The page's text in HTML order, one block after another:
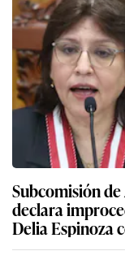
Subcomisión
declara
Delia Espinoza